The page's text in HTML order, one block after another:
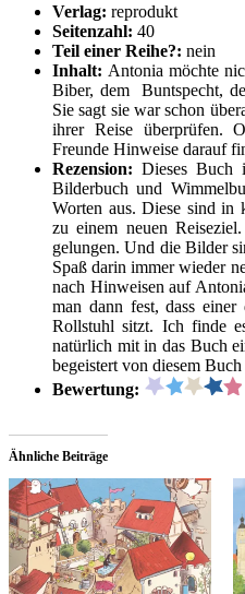
Verlag: reprodukt
Seitenzahl: 40
Teil einer Reihe?: nein
Inhalt: Antonia möchte
Biber, dem Buntspecht,
Sie sagt sie war schon
ihrer Reise überprüfen.
Freunde Hinweise darauf
Rezension:Dieses Buch
Bilderbuch und
Worten aus. Diese sind in
zu einem neuen
gelungen. Und die Bilder
Spaß darin immer wieder
nach Hinweisen auf
man dann fest, dass
Rollstuhl sitzt. Ich finde
natürlich mit in das Buch
begeistert von diesem
Bewertung:
Ähnliche Beiträge